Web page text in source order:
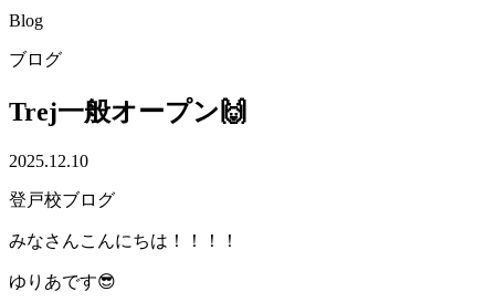
Blog
ブログ
Trej一般オープン🙌
2025.12.10
登戸校ブログ
みなさんこんにちは！！！！
ゆりあです😎